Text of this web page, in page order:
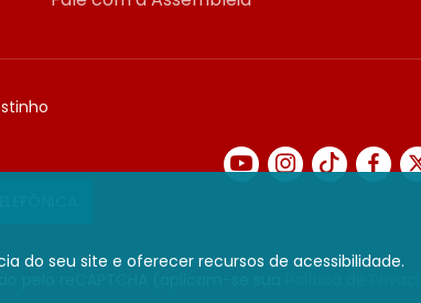
do seu site e oferecer recursos de acessibilidade.
pelo reCAPTCHA (aplicam-se sua